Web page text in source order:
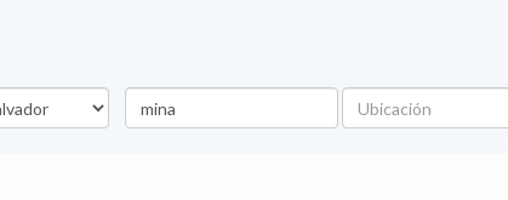
Palabra
clave
Ubicación